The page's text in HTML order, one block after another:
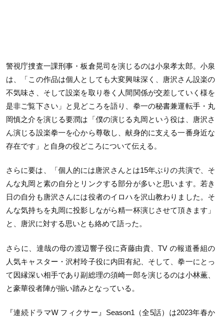
警視庁捜査一課刑事・板倉晃司を演じるのは小泉孝太郎。小泉
は、「この作品は個人としても大変興味深く、唐沢さん設楽の
不気味さ、そして設楽を取り巻く人間関係が交差していく様を
是非ご覧下さい」と見どころを語り、拳一の秘書兼運転手・丸
岡慎之介を演じる要潤は「僕の演じる丸岡という役は、唐沢さ
ん演じる設楽拳一を心から尊敬し、献身的に支える一番身近な
存在です」と自身の役どころについて伝える。
さらに要は、「個人的には唐沢さんとは15年ぶりの共演で、そ
んな丸岡と素の自分とリンクする部分が多いと思います。若き
日の自分も唐沢さんには役者のイロハを沢山教わりました。そ
んな気持ちを丸岡に投影しながら精一杯演じさせて頂きます」
と、唐沢に対する思いとも絡めて語った。
さらに、達哉の母の渡辺響子役に斉藤由貴、TV の報道番組の
人気キャスター・沢村玲子役に内田有紀、そして、拳一にとっ
て因縁深い相手であり副総理の須崎一郎を演じるのは小林薫、
と豪華役者陣が揃い踏みとなっている。
『連続ドラマW フィクサー』 Season1 （全5話）は2023年春か